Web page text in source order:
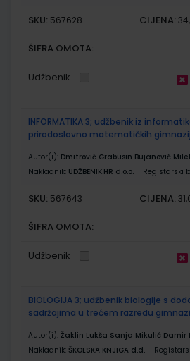
SKU: 567628 CIJENA:
ŠIFRA OMOTA:
Udžbenik
INFORMATIKA 3; udžbenik iz
prirodoslovno matematičkih
Autor(i): Dmitrović Grabusin Bujanović
Nakladnik: UDŽBENIK.HR d.o.o. Registarski
SKU: 567643 CIJENA:
ŠIFRA OMOTA:
Udžbenik
BIOLOGIJA 3; udžbenik biologije s
sadržajima u trećem razredu
Autor(i): Žaklin Lukša Sanja Mikulić
Nakladnik: ŠKOLSKA KNJIGA d.d.